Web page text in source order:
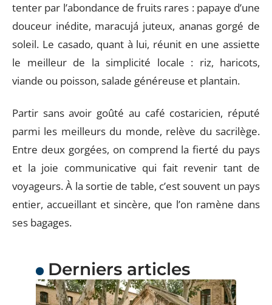
tenter par l’abondance de fruits rares : papaye d’une
douceur inédite, maracujá juteux, ananas gorgé de
soleil. Le casado, quant à lui, réunit en une assiette
le meilleur de la simplicité locale : riz, haricots,
viande ou poisson, salade généreuse et plantain.
Partir sans avoir goûté au café costaricien, réputé
parmi les meilleurs du monde, relève du sacrilège.
Entre deux gorgées, on comprend la fierté du pays
et la joie communicative qui fait revenir tant de
voyageurs. À la sortie de table, c’est souvent un pays
entier, accueillant et sincère, que l’on ramène dans
ses bagages.
Derniers articles